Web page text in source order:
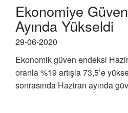
Ekonomiye
Ayında Yükseldi
29-06-2020
Ekonomik güven endeksi
oranla %19 artışla 73,5’e
sonrasında Haziran ayında